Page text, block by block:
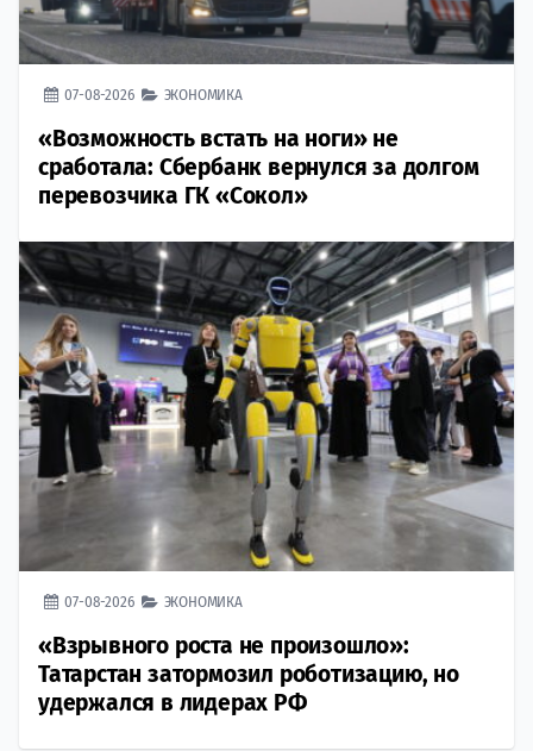
07-08-2026 ЭКОНОМИКА
«Возможность встать на ноги» не
сработала: Сбербанк вернулся за долгом
перевозчика ГК «Сокол»
07-08-2026 ЭКОНОМИКА
«Взрывного роста не произошло»:
Татарстан затормозил роботизацию, но
удержался в лидерах РФ